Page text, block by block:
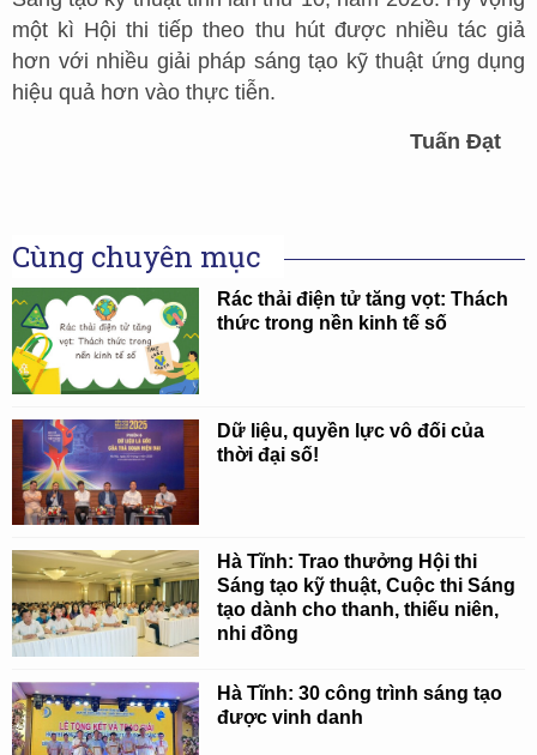
một kì Hội thi tiếp theo thu hút được nhiều tác giả
hơn với nhiều giải pháp sáng tạo kỹ thuật ứng dụng
hiệu quả hơn vào thực tiễn.
Tuấn Đạt
Cùng chuyên mục
Rác thải điện tử tăng vọt: Thách
thức trong nền kinh tế số
Dữ liệu, quyền lực vô đối của
thời đại số!
Hà Tĩnh: Trao thưởng Hội thi
Sáng tạo kỹ thuật, Cuộc thi Sáng
tạo dành cho thanh, thiếu niên,
nhi đồng
Hà Tĩnh: 30 công trình sáng tạo
được vinh danh